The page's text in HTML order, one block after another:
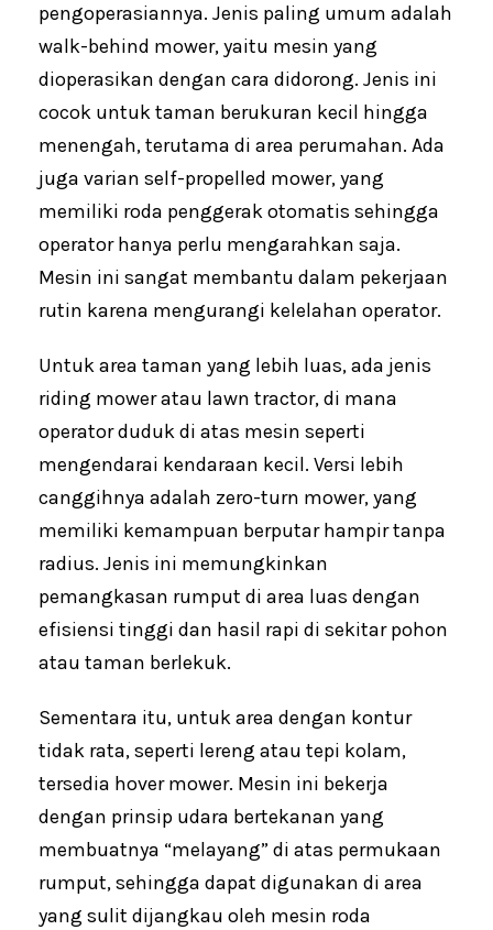
pengoperasiannya. Jenis paling umum adalah
walk-behind mower, yaitu mesin yang
dioperasikan dengan cara didorong. Jenis ini
cocok untuk taman berukuran kecil hingga
menengah, terutama di area perumahan. Ada
juga varian self-propelled mower, yang
memiliki roda penggerak otomatis sehingga
operator hanya perlu mengarahkan saja.
Mesin ini sangat membantu dalam pekerjaan
rutin karena mengurangi kelelahan operator.
Untuk area taman yang lebih luas, ada jenis
riding mower atau lawn tractor, di mana
operator duduk di atas mesin seperti
mengendarai kendaraan kecil. Versi lebih
canggihnya adalah zero-turn mower, yang
memiliki kemampuan berputar hampir tanpa
radius. Jenis ini memungkinkan
pemangkasan rumput di area luas dengan
efisiensi tinggi dan hasil rapi di sekitar pohon
atau taman berlekuk.
Sementara itu, untuk area dengan kontur
tidak rata, seperti lereng atau tepi kolam,
tersedia hover mower. Mesin ini bekerja
dengan prinsip udara bertekanan yang
membuatnya “melayang” di atas permukaan
rumput, sehingga dapat digunakan di area
yang sulit dijangkau oleh mesin roda